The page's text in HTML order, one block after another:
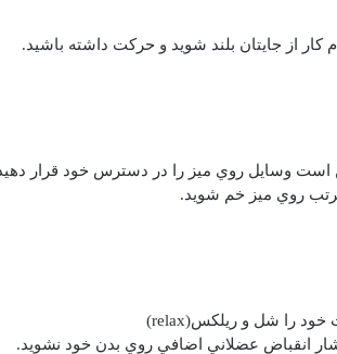
کار از جايتان بلند شويد و حرکت داشته باشيد.
است وسايل روي ميز را در دسترس خود قرار دهيد
مرتب روي ميز خم شويد.
خود را شل و ريلکس(relax
)
انقباض عضلاني اضافي روي بدن خود نشويد.